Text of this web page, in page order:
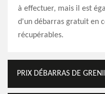
à effectuer, mais il est
d'un débarras gratuit en
récupérables.
PRIX DÉBARRAS DE